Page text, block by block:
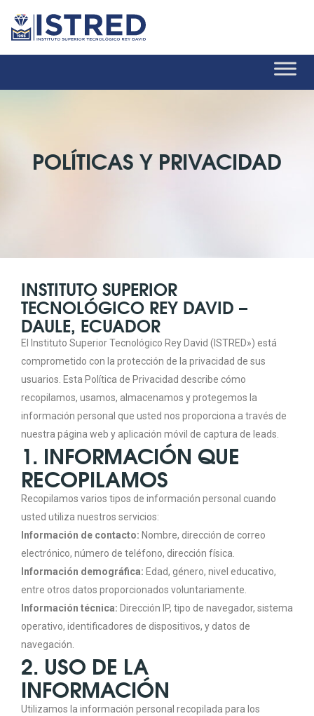
POLÍTICAS Y PRIVACIDAD
INSTITUTO SUPERIOR
TECNOLÓGICO REY DAVID –
DAULE, ECUADOR
El Instituto Superior Tecnológico Rey David (ISTRED») está
comprometido con la protección de la privacidad de sus
usuarios. Esta Política de Privacidad describe cómo
recopilamos, usamos, almacenamos y protegemos la
información personal que usted nos proporciona a través de
nuestra página web y aplicación móvil de captura de leads.
1. INFORMACIÓN QUE
RECOPILAMOS
Recopilamos varios tipos de información personal cuando
usted utiliza nuestros servicios:
Información de contacto: Nombre, dirección de correo
electrónico, número de teléfono, dirección física.
Información demográfica: Edad, género, nivel educativo,
entre otros datos proporcionados voluntariamente.
Información técnica: Dirección IP, tipo de navegador, sistema
operativo, identificadores de dispositivos, y datos de
navegación.
2. USO DE LA
INFORMACIÓN
Utilizamos la información personal recopilada para los